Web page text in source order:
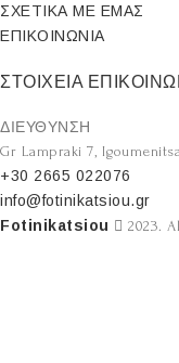
ΣΧΕΤΙΚΑ ΜΕ ΕΜΑΣ
ΕΠΙΚΟΙΝΩΝΙΑ
ΣΤΟΙΧΕΙΑ
ΔΙΕΥΘΥΝΣΗ
Gr Lampraki 7,
+30 2665 022076
info@fotinikatsiou.gr
Fotinikatsiou
2023.